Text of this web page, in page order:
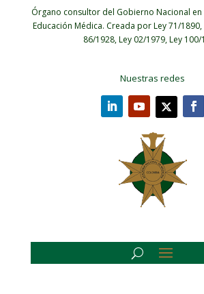
Órgano consultor del Gobierno Nacional
Educación Médica. Creada por Ley 71/
86/1928, Ley 02/1979, Ley 100/
Nuestras redes